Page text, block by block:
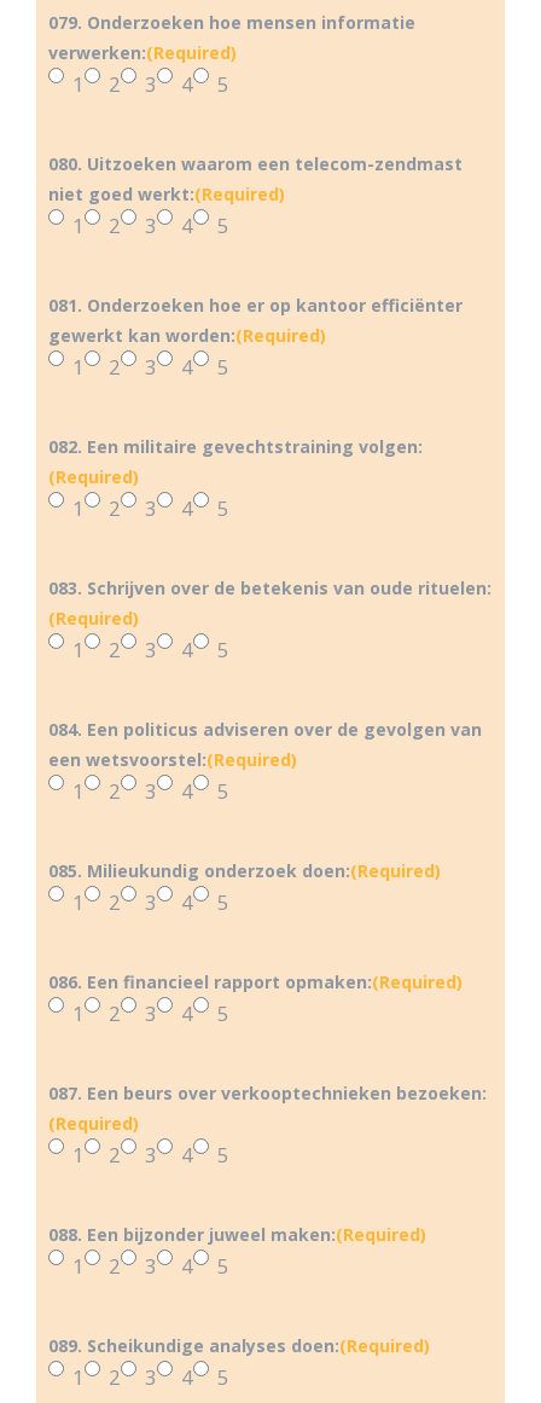
079. Onderzoeken hoe mensen informatie
verwerken:(Required)
1 2 3 4 5
080. Uitzoeken waarom een telecom-zendmast
niet goed werkt:(Required)
1 2 3 4 5
081. Onderzoeken hoe er op kantoor efficiënter
gewerkt kan worden:(Required)
1 2 3 4 5
082. Een militaire gevechtstraining volgen:
(Required)
1 2 3 4 5
083. Schrijven over de betekenis van oude rituelen:
(Required)
1 2 3 4 5
084. Een politicus adviseren over de gevolgen van
een wetsvoorstel:(Required)
1 2 3 4 5
085. Milieukundig onderzoek doen:(Required)
1 2 3 4 5
086. Een financieel rapport opmaken:(Required)
1 2 3 4 5
087. Een beurs over verkooptechnieken bezoeken:
(Required)
1 2 3 4 5
088. Een bijzonder juweel maken:(Required)
1 2 3 4 5
089. Scheikundige analyses doen:(Required)
1 2 3 4 5